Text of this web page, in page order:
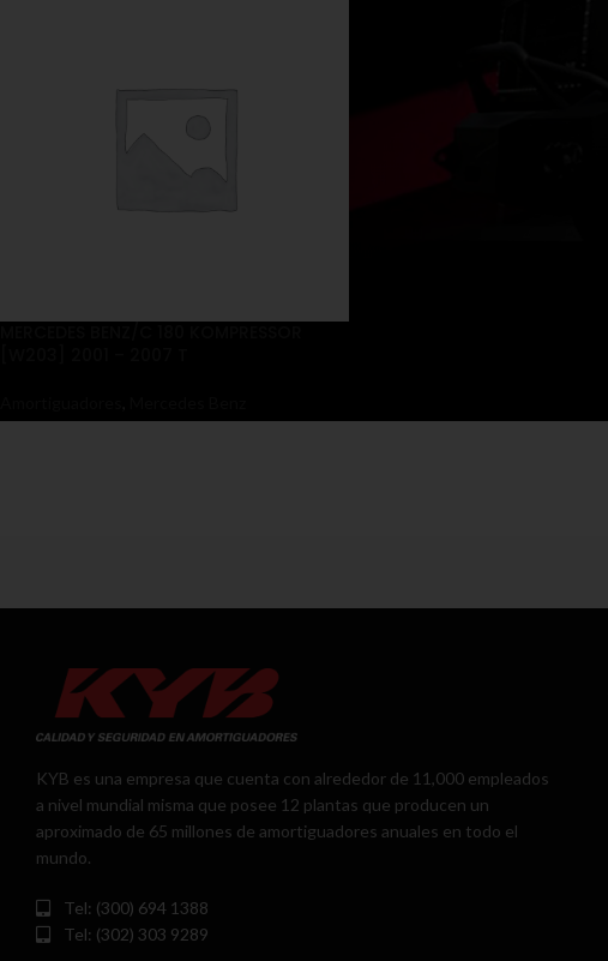
KYB es una empresa que cuenta con alrededor de 11,000 empleados
a nivel mundial misma que posee 12 plantas que producen un
aproximado de 65 millones de amortiguadores anuales en todo el
mundo.
Tel: (300) 694 1388
Tel: (302) 303 9289